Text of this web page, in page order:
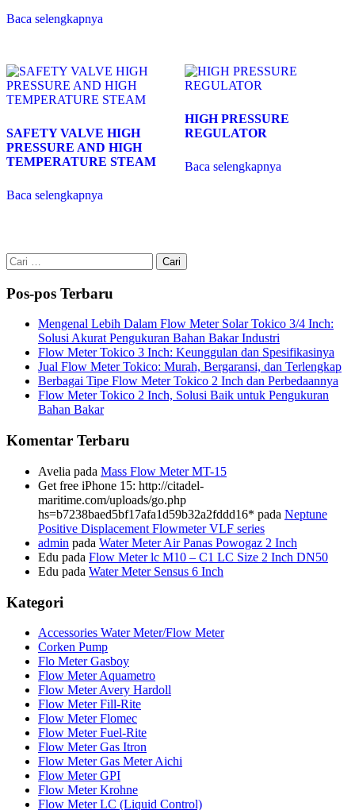
Baca selengkapnya
SAFETY VALVE HIGH
PRESSURE AND HIGH
TEMPERATURE STEAM
Baca selengkapnya
HIGH PRESSURE
REGULATOR
Baca selengkapnya
Cari
untuk:
Pos-pos Terbaru
Mengenal Lebih Dalam Flow Meter Solar Tokico 3/4 Inch:
Solusi Akurat Pengukuran Bahan Bakar Industri
Flow Meter Tokico 3 Inch: Keunggulan dan Spesifikasinya
Jual Flow Meter Tokico: Murah, Bergaransi, dan Terlengkap
Berbagai Tipe Flow Meter Tokico 2 Inch dan Perbedaannya
Flow Meter Tokico 2 Inch, Solusi Baik untuk Pengukuran
Bahan Bakar
Komentar Terbaru
Avelia pada Mass Flow Meter MT-15
Get free iPhone 15: http://citadel-
maritime.com/uploads/go.php
hs=b7238baed5bf17afa1d59b32a2fddd16* pada Neptune
Positive Displacement Flowmeter VLF series
admin pada Water Meter Air Panas Powogaz 2 Inch
Edu pada Flow Meter lc M10 – C1 LC Size 2 Inch DN50
Edu pada Water Meter Sensus 6 Inch
Kategori
Accessories Water Meter/Flow Meter
Corken Pump
Flo Meter Gasboy
Flow Meter Aquametro
Flow Meter Avery Hardoll
Flow Meter Fill-Rite
Flow Meter Flomec
Flow Meter Fuel-Rite
Flow Meter Gas Itron
Flow Meter Gas Meter Aichi
Flow Meter GPI
Flow Meter Krohne
Flow Meter LC (Liquid Control)